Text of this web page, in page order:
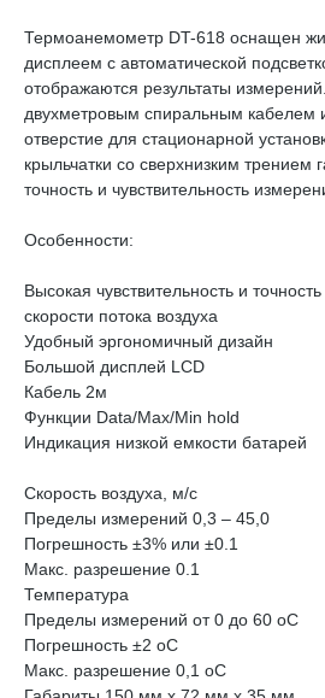
Термоанемометр DT-618 оснащен
дисплеем с автоматической
отображаются результаты
двухметровым спиральным кабелем
отверстие для стационарной
крыльчатки со сверхнизким трением
точность и чувствительность
Особенности:
Высокая чувствительность и
скорости потока воздуха
Удобный эргономичный дизайн
Большой дисплей LCD
Кабель 2м
Функции Data/Max/Min hold
Индикация низкой емкости батарей
Скорость воздуха, м/с
Пределы измерений 0,3 – 45,0
Погрешность ±3% или ±0.1
Макс. разрешение 0.1
Температура
Пределы измерений от 0 до 60 оС
Погрешность ±2 оС
Макс. разрешение 0,1 оС